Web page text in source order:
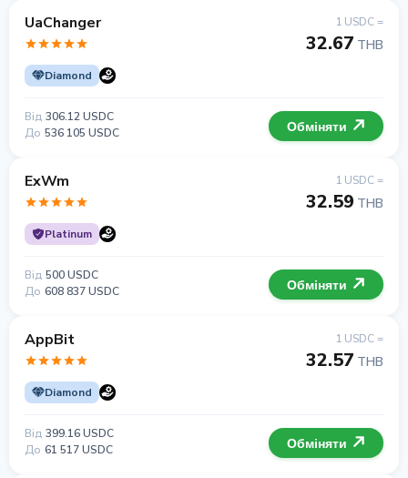
UaChanger
Diamond
1 USDC =
32.67 THB
Від 306.12 USDC
До 536 105 USDC Обміняти
ExWm
Platinum
1 USDC =
32.59 THB
Від 500 USDC
До 608 837 USDC Обміняти
AppBit
Diamond
1 USDC =
32.57 THB
Від 399.16 USDC
До 61 517 USDC Обміняти